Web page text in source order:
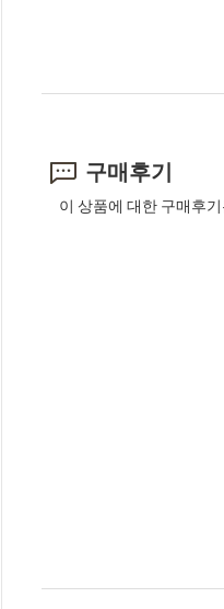
구매후기
이 상품에 대한 구매후